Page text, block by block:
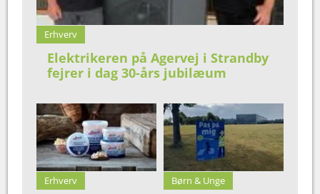
Erhverv
Elektrikeren på Agervej i Strandby
fejrer i dag 30-års jubilæum
Erhverv Børn & Unge